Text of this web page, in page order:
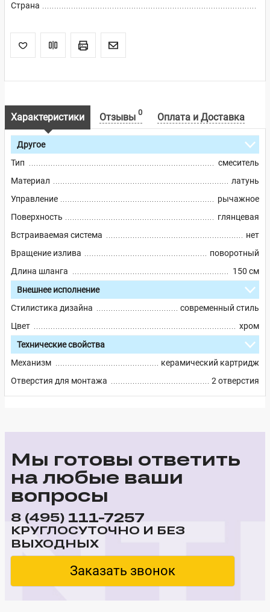
Страна
Характеристики Отзывы 0 Оплата и Доставка
Другое
Тип
смеситель
Материал
латунь
Управление
рычажное
Поверхность
глянцевая
Встраиваемая система
нет
Вращение излива
поворотный
Длина шланга
150 см
Внешнее исполнение
Стилистика дизайна
современный стиль
Цвет
хром
Технические свойства
Механизм
керамический картридж
Отверстия для монтажа
2 отверстия
Мы готовы ответить
на любые ваши
вопросы
8 (495) 111-7257
КРУГЛОСУТОЧНО И БЕЗ
ВЫХОДНЫХ
Заказать звонок